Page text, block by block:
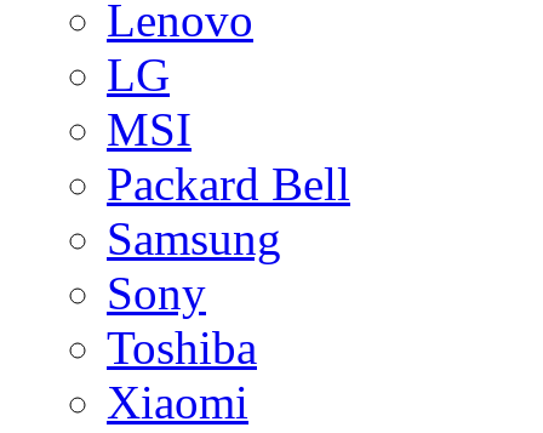
Lenovo
LG
MSI
Packard Bell
Samsung
Sony
Toshiba
Xiaomi